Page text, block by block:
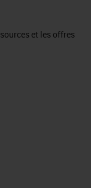
et les offres